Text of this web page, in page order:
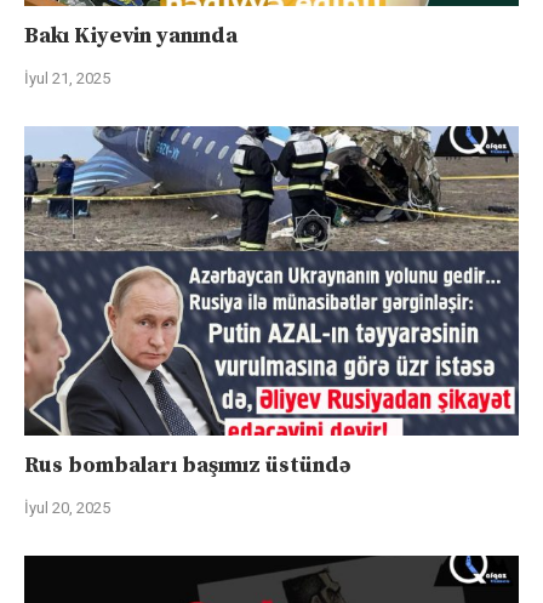
Bakı Kiyevin yanında
İyul 21, 2025
Rus bombaları başımız üstündə
İyul 20, 2025